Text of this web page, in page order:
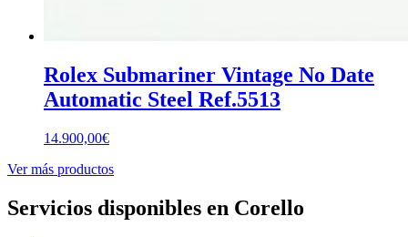
Rolex Submariner Vintage No Date
Automatic Steel Ref.5513
14.900,00€
Ver más productos
Servicios disponibles en Corello